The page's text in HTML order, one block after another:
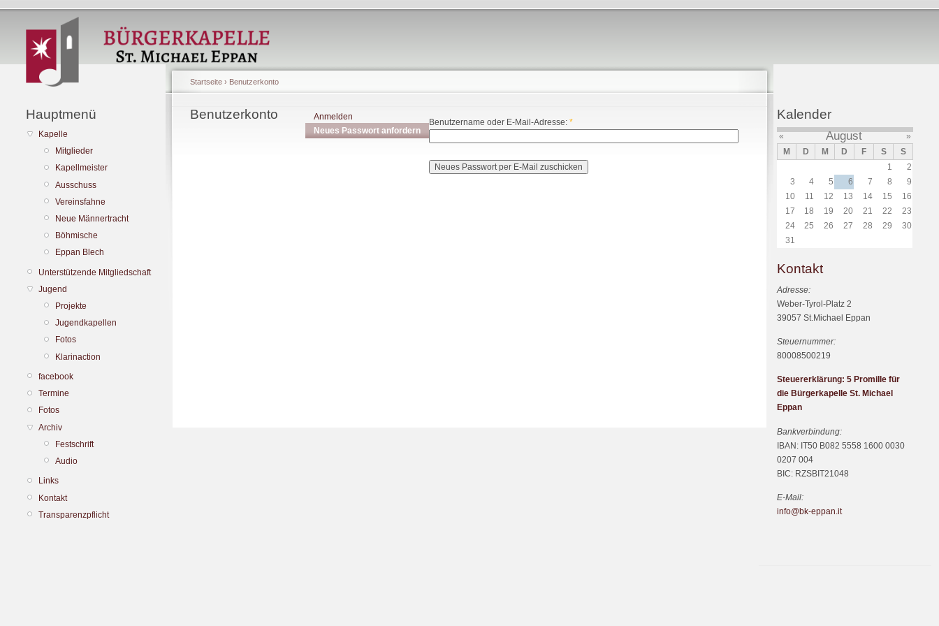
Hauptmenü
Kapelle
Mitglieder
Kapellmeister
Ausschuss
Vereinsfahne
Neue Männertracht
Böhmische
Eppan Blech
Unterstützende Mitgliedschaft
Jugend
Projekte
Jugendkapellen
Fotos
Klarinaction
facebook
Termine
Fotos
Archiv
Festschrift
Audio
Links
Kontakt
Transparenzpflicht
Startseite › Benutzerkonto
Benutzerkonto
Anmelden
Neues Passwort anfordern
Benutzername oder E-Mail-Adresse:*
Kalender
« August
»
M
D M D F S
S
1
2
3
4 5 6 7 8
9
10
11 12 13 14 15
16
17
18 19 20 21 22
23
24
25 26 27 28 29
30
31
Kontakt
Adresse:
Weber-Tyrol-Platz 2
39057 St.Michael Eppan
Steuernummer:
80008500219
Steuererklärung: 5 Promille für
die Bürgerkapelle St. Michael
Eppan
Bankverbindung:
IBAN: IT50 B082 5558 1600 0030
0207 004
BIC: RZSBIT21048
E-Mail:
info@bk-eppan.it